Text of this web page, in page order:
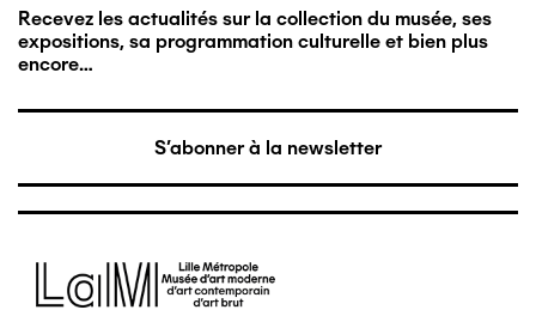
Recevez les actualités sur la collection du musée, ses
expositions, sa programmation culturelle et bien plus
encore…
S'abonner à la newsletter
Image